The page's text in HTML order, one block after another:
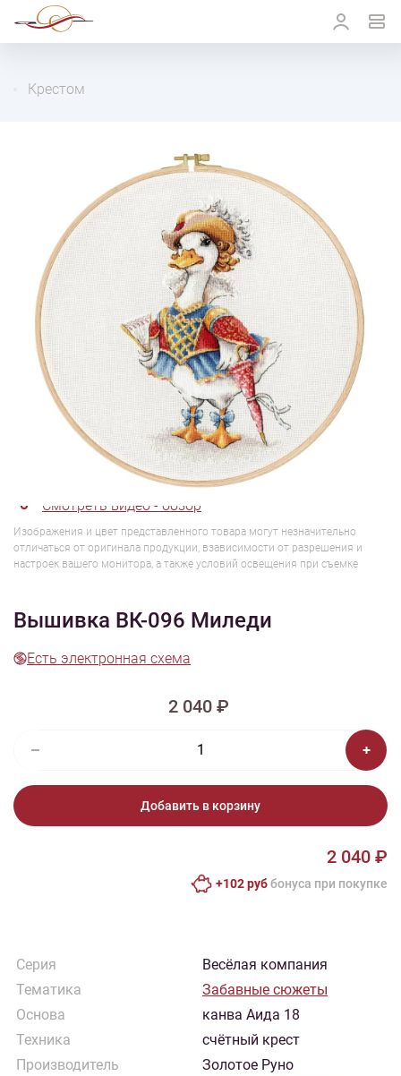
Крестом
1/7
Смотреть видео - обзор
Изображения и цвет представленного товара могут незначительно
отличаться от оригинала продукции, взависимости от разрешения и
настроек вашего монитора, а также условий освещения при съемке
Вышивка ВК-096 Миледи
Есть электронная схема
2 040 ₽
Добавить в корзину
2 040 ₽
+102 руббонусa при покупке
Серия
Весёлая компания
Тематика
Забавные сюжеты
Основа
канва Аида 18
Техника
счётный крест
Производитель
Золотое Руно